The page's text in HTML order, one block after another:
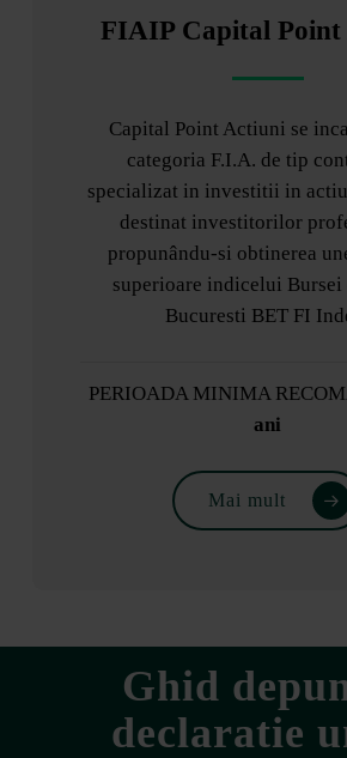
FIAIP Capital
Capital Point Actiuni se
categoria F.I.A. de tip
specializat in investitii in
destinat investitorilor
propunându-si obtinerea
superioare indicelui Bursei
Bucuresti BET FI
PERIOADA MINIMA
ani
Mai mult
Ghid
declaratie